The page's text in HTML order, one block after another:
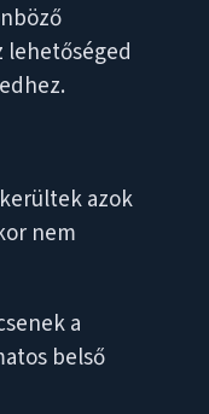
azok
nem
a
belső